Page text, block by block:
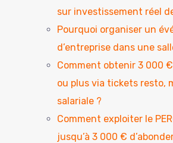
sur investissement réel
Pourquoi organiser un
d’entreprise dans une
Comment obtenir 3 000
ou plus via tickets resto,
salariale ?
Comment exploiter le
jusqu’à 3 000 €